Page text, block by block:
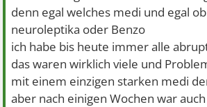
denn egal welches medi und egal
neuroleptika oder Benzo
ich habe bis heute immer alle
das waren wirklich viele und
mit einem einzigen starken medi
aber nach einigen Wochen war